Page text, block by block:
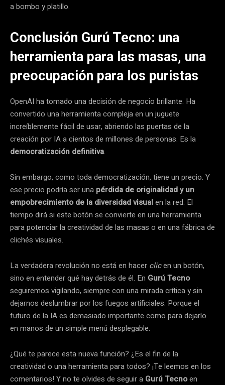
a bombo y platillo.
Conclusión Gurú Tecno: una
herramienta para las masas, una
preocupación para los puristas
OpenAI ha tomado una decisión de negocio brillante. Ha
convertido una herramienta compleja en un juguete
increíblemente fácil de usar, abriendo las puertas de la
creación por IA a cientos de millones de personas. Es la
democratización definitiva.
Sin embargo, como toda democratización, tiene un precio. Y
ese precio podría ser una pérdida de originalidad y un
empobrecimiento de la diversidad visualen la red. El
tiempo dirá si este botón se convierte en una herramienta
para potenciar la creatividad de las masas o en una fábrica de
clichés visuales.
La verdadera revolución no está en hacer clicen un botón,
sino en entender qué hay detrás de él. En Gurú Tecno
seguiremos vigilando, siempre con una mirada crítica y sin
dejarnos deslumbrar por los fuegos artificiales. Porque el
futuro de la IA es demasiado importante como para dejarlo
en manos de un simple menú desplegable.
¿Qué te parece esta nueva función? ¿Es el fin de la
creatividad o una herramienta para todos? ¡Te leemos en los
comentarios! Y no te olvides de seguir a Gurú Tecnoen